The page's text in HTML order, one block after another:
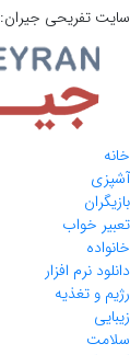
سایت تفریحی جیران:
خانه
آشپزی
بازیگران
تعبیر خواب
خانواده
دانلود نرم افزار
رژیم و تغذیه
زیبایی
سلامت